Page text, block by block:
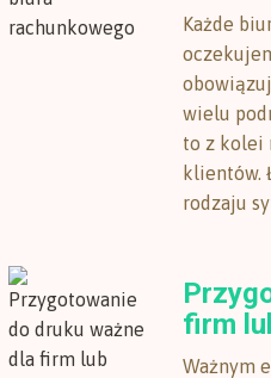
Każde
wielu
to z kolei
klientów.
rodzaju
firm
Ważnym